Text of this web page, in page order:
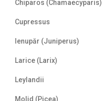
Chiparos (Chamaecyparis)
Cupressus
Ienupăr (Juniperus)
Larice (Larix)
Leylandii
Molid (Picea)